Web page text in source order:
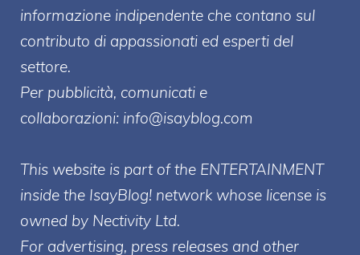
informazione indipendente che contano sul
contributo di appassionati ed esperti del
settore.
Per pubblicità, comunicati e
collaborazioni: info@isayblog.com
This website is part of the ENTERTAINMENT
inside the IsayBlog! network whose license is
owned by Nectivity Ltd.
For advertising, press releases and other